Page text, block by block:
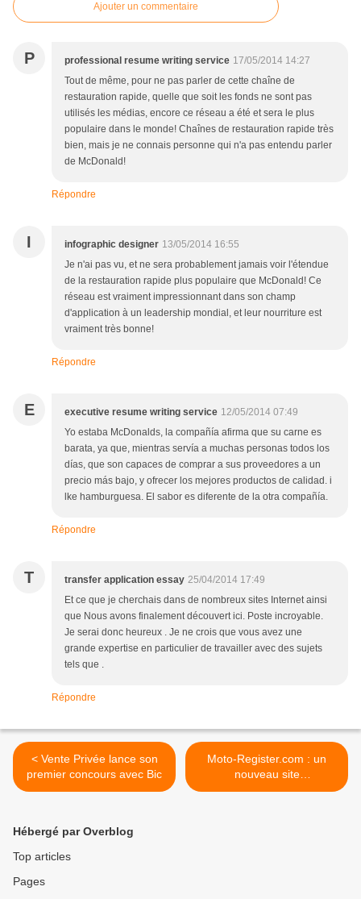
Ajouter un commentaire
P professional resume writing service 17/05/2014 14:27
Tout de même, pour ne pas parler de cette chaîne de
restauration rapide, quelle que soit les fonds ne sont pas
utilisés les médias, encore ce réseau a été et sera le plus
populaire dans le monde! Chaînes de restauration rapide très
bien, mais je ne connais personne qui n'a pas entendu parler
de McDonald!
Répondre
I infographic designer 13/05/2014 16:55
Je n'ai pas vu, et ne sera probablement jamais voir l'étendue
de la restauration rapide plus populaire que McDonald! Ce
réseau est vraiment impressionnant dans son champ
d'application à un leadership mondial, et leur nourriture est
vraiment très bonne!
Répondre
E executive resume writing service 12/05/2014 07:49
Yo estaba McDonalds, la compañía afirma que su carne es
barata, ya que, mientras servía a muchas personas todos los
días, que son capaces de comprar a sus proveedores a un
precio más bajo, y ofrecer los mejores productos de calidad. i
lke hamburguesa. El sabor es diferente de la otra compañía.
Répondre
T transfer application essay 25/04/2014 17:49
Et ce que je cherchais dans de nombreux sites Internet ainsi
que Nous avons finalement découvert ici. Poste incroyable.
Je serai donc heureux . Je ne crois que vous avez une
grande expertise en particulier de travailler avec des sujets
tels que .
Répondre
< Vente Privée lance son
premier concours avec Bic
Moto-Register.com : un
nouveau site
communautaire 3 en 1 ! >
Hébergé par Overblog
Top articles
Pages